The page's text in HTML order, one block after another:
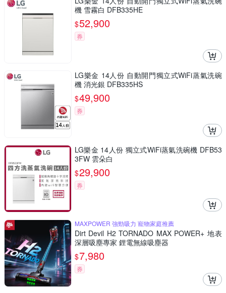
機 雪霧白 DFB335HE
$52,900
券
LG樂金 14人份 自動開門獨立式WiFi蒸氣洗碗
機 消光銀 DFB335HS
$49,900
券
LG樂金 14人份 獨立式WiFi蒸氣洗碗機 DFB53
3FW 雲朵白
$29,900
券
MAXPOWER 強勁吸力 寵物家庭推薦
Dirt Devil H2 TORNADO MAX POWER+ 地表
深層吸塵專家 鋰電無線吸塵器
$7,980
券